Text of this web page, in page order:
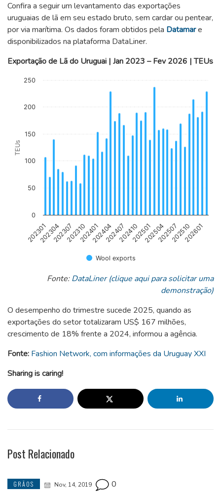
Confira a seguir um levantamento das exportações
uruguaias de lã em seu estado bruto, sem cardar ou pentear,
por via marítima. Os dados foram obtidos pela Datamare
disponibilizados na plataforma DataLiner.
Exportação de Lã do Uruguai | Jan 2023 – Fev 2026 | TEUs
Chart
The chart has 1 Y axis displaying TEUs. Data ranges from 59
TEUs
Wool exports
202301202304202307202310202401202404202407202410202501202504202507202510202601
0
50
100
150
200
250
End of interactive chart.
Fonte:DataLiner (clique aqui para solicitar uma
demonstração)
O desempenho do trimestre sucede 2025, quando as
exportações do setor totalizaram US$ 167 milhões,
crescimento de 18% frente a 2024, informou a agência.
Fonte: Fashion Network, com informações da Uruguay XXI
Sharing is caring!
Post Relacionado
GRÃOS Nov, 14, 2019 0